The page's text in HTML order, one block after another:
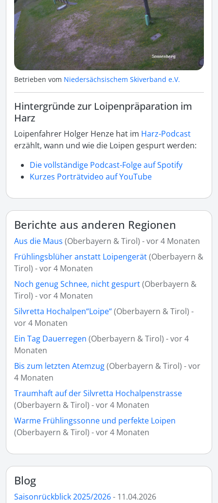
Betrieben vom Niedersächsischem Skiverband e.V.
Hintergründe zur Loipenpräparation im
Harz
Loipenfahrer Holger Henze hat im Harz-Podcast
erzählt, wann und wie die Loipen gespurt werden:
Die vollständige Podcast-Folge auf Spotify
Kurzes Porträtvideo auf YouTube
Berichte aus anderen Regionen
Aus die Maus (Oberbayern & Tirol) - vor 4 Monaten
Frühlingsblüher anstatt Loipengerät(Oberbayern &
Tirol) - vor 4 Monaten
Noch genug Schnee, nicht gespurt(Oberbayern &
Tirol) - vor 4 Monaten
Silvretta Hochalpen“Loipe“(Oberbayern & Tirol) -
vor 4 Monaten
Ein Tag Dauerregen (Oberbayern & Tirol) - vor 4
Monaten
Bis zum letzten Atemzug(Oberbayern & Tirol) - vor
4 Monaten
Traumhaft auf der Silvretta Hochalpenstrasse
(Oberbayern & Tirol) - vor 4 Monaten
Warme Frühlingssonne und perfekte Loipen
(Oberbayern & Tirol) - vor 4 Monaten
Blog
Saisonrückblick 2025/2026- 11.04.2026